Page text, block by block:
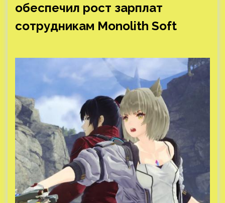
обеспечил рост зарплат
сотрудникам Monolith Soft